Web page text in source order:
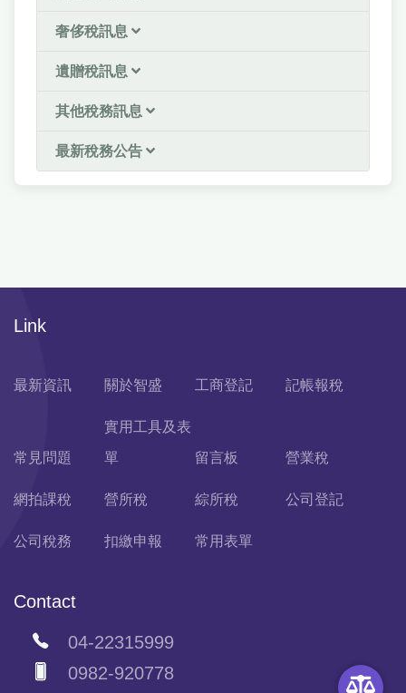
奢侈稅訊息
遺贈稅訊息
其他稅務訊息
最新稅務公告
Link
最新資訊 關於智盛 工商登記 記帳報稅
常見問題
實用工具及表
單
留言板 營業稅
網拍課稅 營所稅 綜所稅 公司登記
公司稅務 扣繳申報 常用表單
Contact
04-22315999
0982-920778